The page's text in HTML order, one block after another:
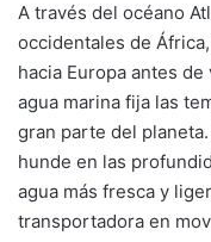
A través del océano
occidentales de
hacia Europa antes
agua marina fija las
gran parte del
hunde en las
agua más fresca y
transportadora en